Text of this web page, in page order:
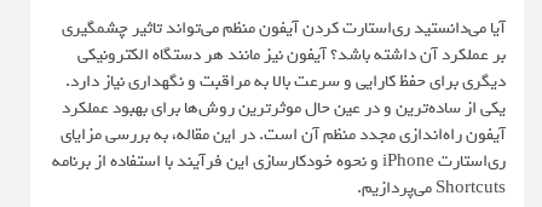
آیا می‌دانستید ری‌استارت کردن آیفون منظم می‌تواند تاثیر چشمگیری
بر عملکرد آن داشته باشد؟ آیفون نیز مانند هر دستگاه الکترونیکی
دیگری برای حفظ کارایی و سرعت بالا به مراقبت و نگهداری نیاز دارد.
یکی از ساده‌ترین و در عین حال موثرترین روش‌ها برای بهبود عملکرد
آیفون راه‌اندازی مجدد منظم آن است. در این مقاله، به بررسی مزایای
ری‌استارت iPhone و نحوه خودکارسازی این فرآیند با استفاده از برنامه
Shortcuts می‌پردازیم.